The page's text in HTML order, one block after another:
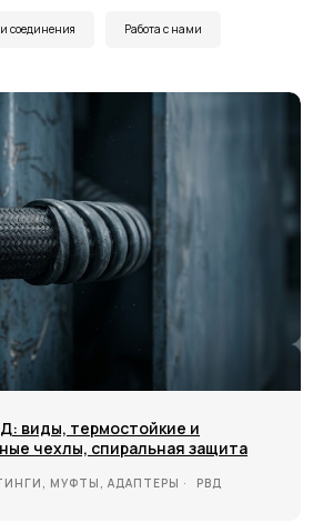
соединения Работа с нами
виды, термостойкие и
чехлы, спиральная защита
МУФТЫ, АДАПТЕРЫ РВД